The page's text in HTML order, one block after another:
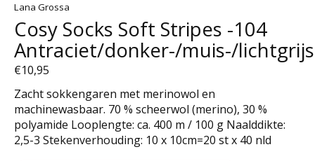
Lana Grossa
Cosy Socks Soft Stripes -104
Antraciet/donker-/muis-/lichtgrijs
€10,95
Zacht sokkengaren met merinowol en
machinewasbaar. 70 % scheerwol (merino), 30 %
polyamide Looplengte: ca. 400 m / 100 g Naalddikte:
2,5-3 Stekenverhouding: 10 x 10cm=20 st x 40 nld